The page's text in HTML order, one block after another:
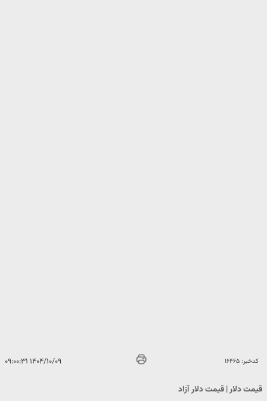
کدخبر: ۱۶۴۶۵ ۱۴۰۴/۱۰/۰۹ ۰۹:۰۰:۳۱
قیمت دلار | قیمت دلار آزاد